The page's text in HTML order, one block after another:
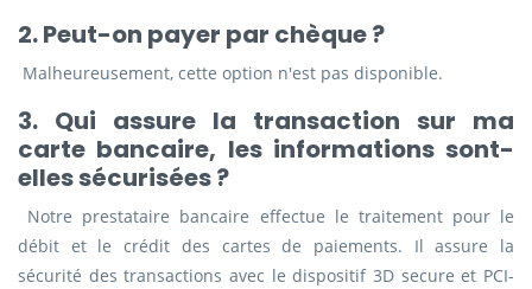
2. Peut-on payer par chèque ?
Malheureusement, cette option n'est pas disponible.
3. Qui assure la transaction sur ma
carte bancaire, les informations sont-
elles sécurisées ?
Notre prestataire bancaire effectue le traitement pour le
débit et le crédit des cartes de paiements. Il assure la
sécurité des transactions avec le dispositif 3D secure et PCI-